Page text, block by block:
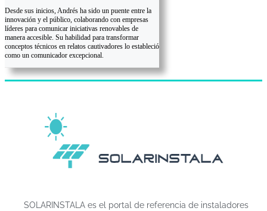
Desde sus inicios, Andrés ha sido un puente entre la
innovación y el público, colaborando con empresas
líderes para comunicar iniciativas renovables de
manera accesible. Su habilidad para transformar
conceptos técnicos en relatos cautivadores lo estableció
como un comunicador excepcional.
SOLARINSTALA es el portal de referencia de instaladores